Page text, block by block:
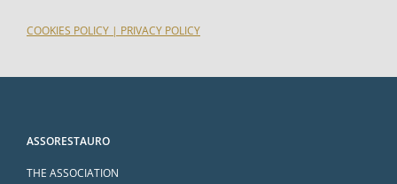
COOKIES POLICY | PRIVACY POLICY
ASSORESTAURO
THE ASSOCIATION